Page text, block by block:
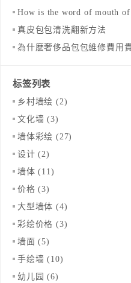
How is the word of mouth
真皮包包清洗翻新方法
為什麽奢侈品包包維修費用
标签列表
乡村墙绘 (2)
文化墙 (3)
墙体彩绘 (27)
设计 (2)
墙体 (11)
价格 (3)
大型墙体 (4)
彩绘价格 (3)
墙面 (5)
手绘墙 (10)
幼儿园 (6)